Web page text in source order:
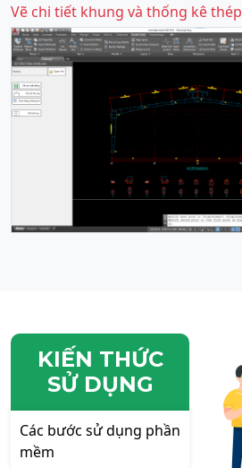
Vẽ chi tiết khung và thống kê thép
KIẾN THỨC
SỬ DỤNG
Các bước sử dụng phần
mềm